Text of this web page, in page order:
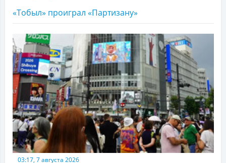
«Тобыл» проиграл «Партизану»
03:17, 7 августа 2026